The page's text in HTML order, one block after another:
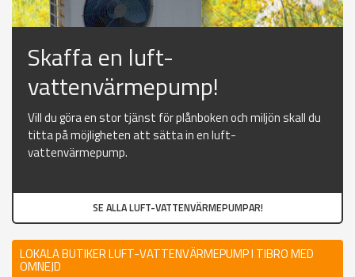
Skaffa en luft-
vattenvärmepump!
Vill du göra en stor tjänst för plånboken och miljön skall du
titta på möjligheten att sätta in en luft-
vattenvärmepump.
SE ALLA LUFT-VATTENVÄRMEPUMPAR!
LOKALA BUTIKER LUFT-VATTENVÄRMEPUMP I TIBRO MED
OMNEJD